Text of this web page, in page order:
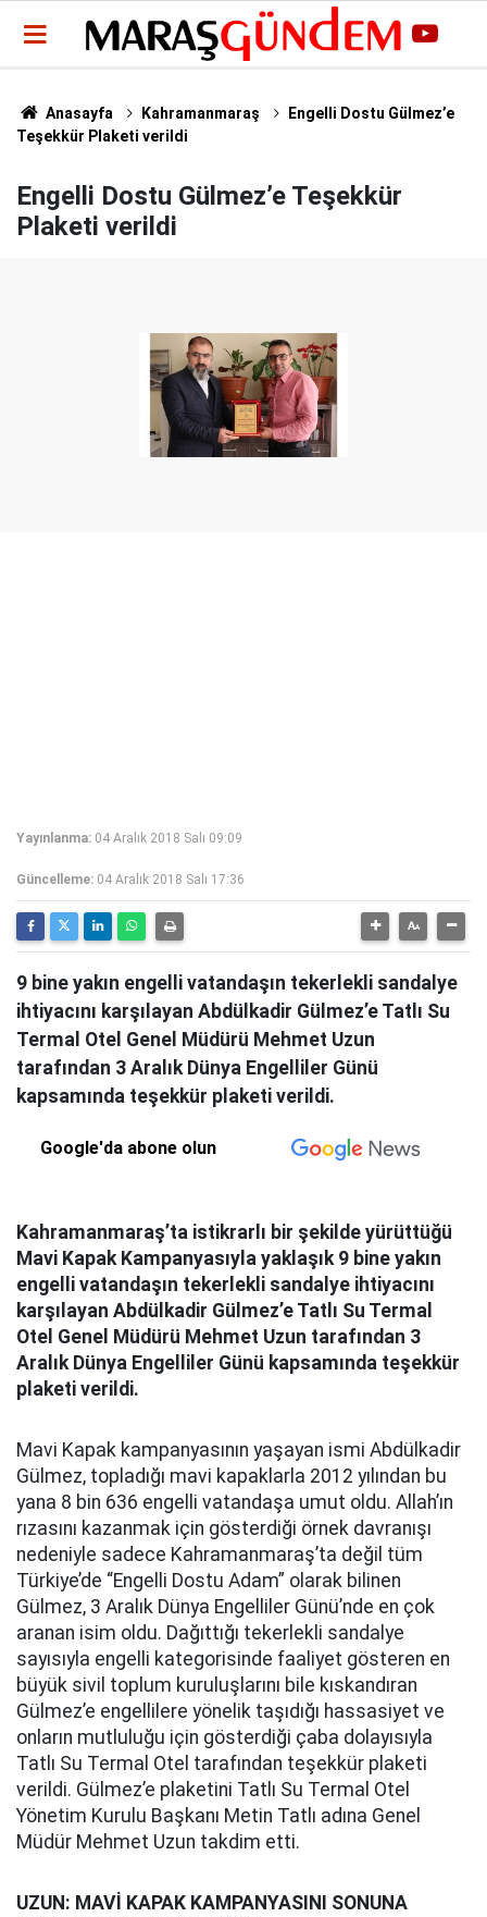
Anasayfa Kahramanmaraş
Engelli Dostu Gülmez’e
Teşekkür Plaketi verildi
Engelli Dostu Gülmez’e Teşekkür
Plaketi verildi
Yayınlanma: 04 Aralık 2018 Salı 09:09
Güncelleme: 04 Aralık 2018 Salı 17:36
9 bine yakın engelli vatandaşın tekerlekli sandalye
ihtiyacını karşılayan Abdülkadir Gülmez’e Tatlı Su
Termal Otel Genel Müdürü Mehmet Uzun
tarafından 3 Aralık Dünya Engelliler Günü
kapsamında teşekkür plaketi verildi.
Google'da abone olun
Kahramanmaraş’ta istikrarlı bir şekilde yürüttüğü
Mavi Kapak Kampanyasıyla yaklaşık 9 bine yakın
engelli vatandaşın tekerlekli sandalye ihtiyacını
karşılayan Abdülkadir Gülmez’e Tatlı Su Termal
Otel Genel Müdürü Mehmet Uzun tarafından 3
Aralık Dünya Engelliler Günü kapsamında teşekkür
plaketi verildi.
Mavi Kapak kampanyasının yaşayan ismi Abdülkadir
Gülmez, topladığı mavi kapaklarla 2012 yılından bu
yana 8 bin 636 engelli vatandaşa umut oldu. Allah’ın
rızasını kazanmak için gösterdiği örnek davranışı
nedeniyle sadece Kahramanmaraş’ta değil tüm
Türkiye’de “Engelli Dostu Adam” olarak bilinen
Gülmez, 3 Aralık Dünya Engelliler Günü’nde en çok
aranan isim oldu. Dağıttığı tekerlekli sandalye
sayısıyla engelli kategorisinde faaliyet gösteren en
büyük sivil toplum kuruluşlarını bile kıskandıran
Gülmez’e engellilere yönelik taşıdığı hassasiyet ve
onların mutluluğu için gösterdiği çaba dolayısıyla
Tatlı Su Termal Otel tarafından teşekkür plaketi
verildi. Gülmez’e plaketini Tatlı Su Termal Otel
Yönetim Kurulu Başkanı Metin Tatlı adına Genel
Müdür Mehmet Uzun takdim etti.
UZUN: MAVİ KAPAK KAMPANYASINI SONUNA